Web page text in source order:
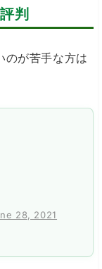
判
のが苦手な方は
28, 2021